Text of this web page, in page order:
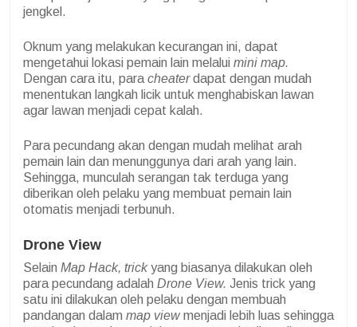
jengkel.
Oknum yang melakukan kecurangan ini, dapat
mengetahui lokasi pemain lain melalui mini map.
Dengan cara itu, para cheaterdapat dengan mudah
menentukan langkah licik untuk menghabiskan lawan
agar lawan menjadi cepat kalah.
Para pecundang akan dengan mudah melihat arah
pemain lain dan menunggunya dari arah yang lain.
Sehingga, munculah serangan tak terduga yang
diberikan oleh pelaku yang membuat pemain lain
otomatis menjadi terbunuh.
Drone View
Selain Map Hack, trickyang biasanya dilakukan oleh
para pecundang adalah Drone View. Jenis trick yang
satu ini dilakukan oleh pelaku dengan membuah
pandangan dalam map viewmenjadi lebih luas sehingga